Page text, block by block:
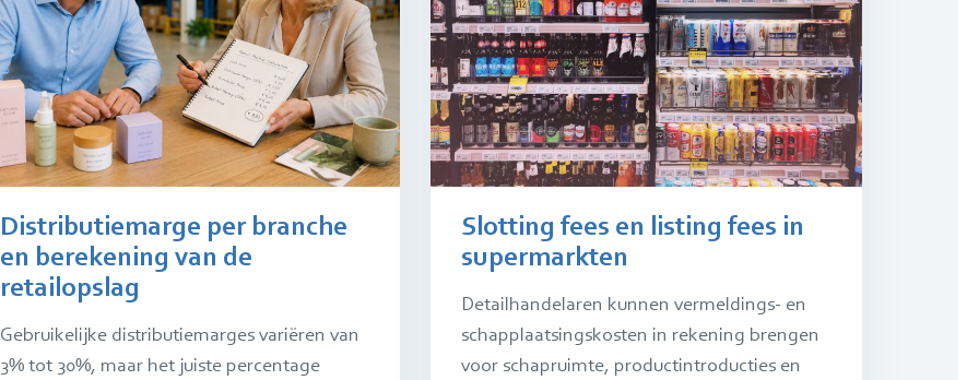
Distributiemarge per branche
en berekening van de
retailopslag
Gebruikelijke distributiemarges variëren van
3% tot 30%, maar het juiste percentage
Slotting fees en listing fees in
supermarkten
Detailhandelaren kunnen vermeldings- en
schapplaatsingskosten in rekening brengen
voor schapruimte, productintroducties en